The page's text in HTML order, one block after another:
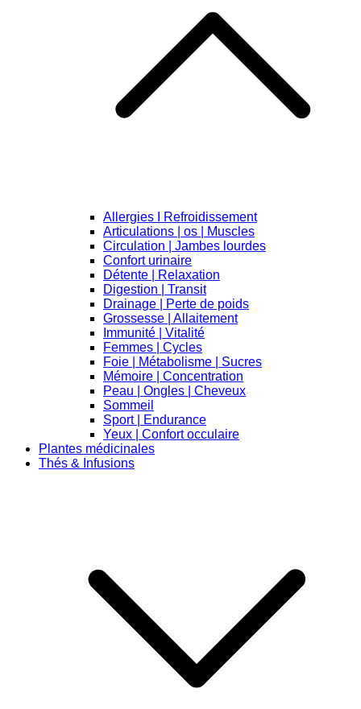
Allergies I Refroidissement
Articulations | os | Muscles
Circulation | Jambes lourdes
Confort urinaire
Détente | Relaxation
Digestion | Transit
Drainage | Perte de poids
Grossesse | Allaitement
Immunité | Vitalité
Femmes | Cycles
Foie | Métabolisme | Sucres
Mémoire | Concentration
Peau | Ongles | Cheveux
Sommeil
Sport | Endurance
Yeux | Confort occulaire
Plantes médicinales
Thés & Infusions